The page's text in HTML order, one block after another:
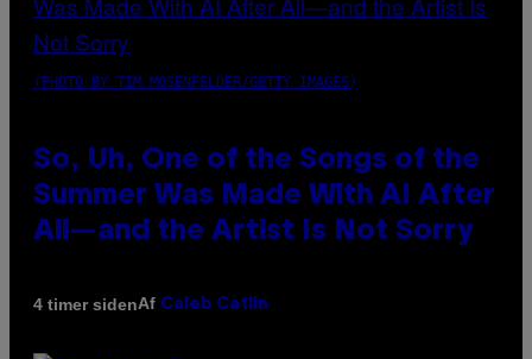
(PHOTO BY TIM MOSENFELDER/GETTY IMAGES)
So, Uh, One of the Songs of the
Summer Was Made With AI After
All—and the Artist Is Not Sorry
4 timer sidenAf Caleb Catlin